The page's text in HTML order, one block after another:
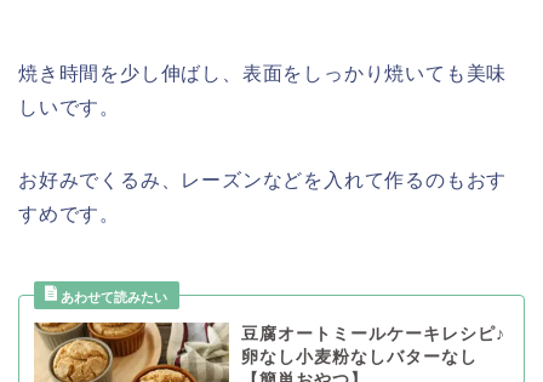
焼き時間を少し伸ばし、表面をしっかり焼いても美味
しいです。
お好みでくるみ、レーズンなどを入れて作るのもおす
すめです。
豆腐オートミールケーキレシピ♪
卵なし小麦粉なしバターなし